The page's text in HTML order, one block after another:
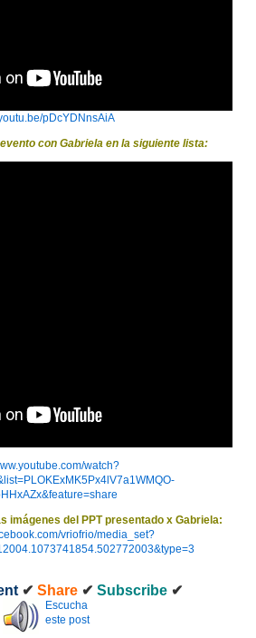
pDcYDNnsAiA
con Gabriela en la siguiente lista:
watch?
imágenes del PPT presentado x Gabriela:
vriofrio/media_set?
✔ Share✔ Subscribe✔
Escucha
este post